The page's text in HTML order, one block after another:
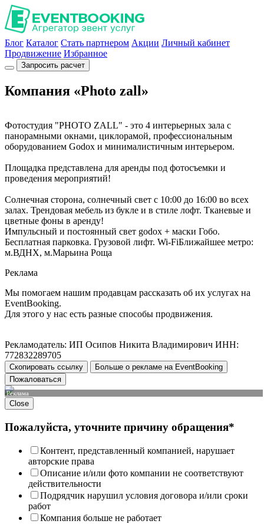
Блог Каталог Стать партнером Акции Личный кабинет
Продвижение Избранное
Запросить расчет
Компания «Photo zall»
Фотостудия "PHOTO ZALL" - это 4 интерьерных зала с
панорамными окнами, циклорамой, профессиональным
оборудованием Godox и минималистичным интерьером.
Площадка представлена для аренды под фотосъемки и
проведения мероприятий!
Солнечная сторона, солнечный свет с 10:00 до 16:00 во всех
залах. Трендовая мебель из букле и в стиле лофт. Тканевые и
цветные фоны в аренду!
Импульсный и постоянный свет godox + маски Гобо.
Бесплатная парковка. Грузовой лифт. Wi-FiБлижайшее метро:
м.ВДНХ, м.Марьина Роща
Реклама
Мы помогаем нашим продавцам рассказать об их услугах на
EventBooking.
Для этого у нас есть разные способы продвижения.
Рекламодатель: ИП Осипов Никита Владимирович ИНН:
772832289705
Скопировать ссылку
Больше о рекламе на EventBooking
Пожаловаться
Реклама
Close
Пожалуйста, уточните причину обращения*
Контент, представленный компанией, нарушает
авторские права
Описание и/или фото компании не соответствуют
действительности
Подрядчик нарушил условия договора и/или сроки
работ
Компания больше не работает